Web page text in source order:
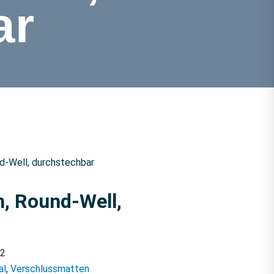
Well, durchstechbar
Round-Well,
, Verschlussmatten